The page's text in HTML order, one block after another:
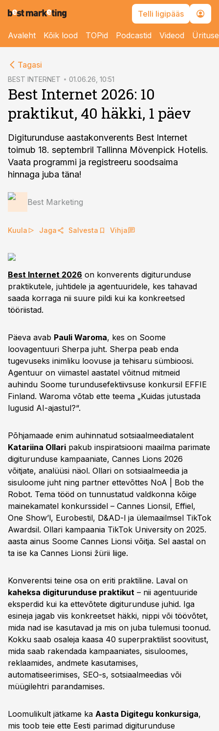
Telli ligipääs
Avaleht Kõik lood TOPid Podcastid Videod
Tagasi
BEST INTERNET 01.06.26, 10:51
Best Internet 2026: 10
praktikut, 40 häkki, 1 päev
Digiturunduse aastakonverents Best Internet
toimub 18. septembril Tallinna Mövenpick Hotelis.
Vaata programmi ja registreeru soodsaima
hinnaga juba täna!
Best Marketing
Kuula Jaga Salvesta Vihja
Best Internet 2026 on konverents digiturunduse
praktikutele, juhtidele ja agentuuridele, kes tahavad
saada korraga nii suure pildi kui ka konkreetsed
tööriistad.
Päeva avab Pauli Waroma, kes on Soome
loovagentuuri Sherpa juht. Sherpa peab enda
tugevuseks inimliku loovuse ja tehisaru sümbioosi.
Agentuur on viimastel aastatel võitnud mitmeid
auhindu Soome turundusefektiivsuse konkursil EFFIE
Finland. Waroma võtab ette teema „Kuidas jutustada
lugusid AI-ajastul?“.
Põhjamaade enim auhinnatud sotsiaalmeediatalent
Katariina Ollari pakub inspiratsiooni maailma parimate
digiturunduse kampaaniate, Cannes Lions 2026
võitjate, analüüsi näol. Ollari on sotsiaalmeedia ja
sisuloome juht ning partner ettevõttes NoA | Bob the
Robot. Tema tööd on tunnustatud valdkonna kõige
mainekamatel konkurssidel – Cannes Lionsil, Effiel,
One Show’l, Eurobestil, D&AD-l ja ülemaailmsel TikTok
Awardsil. Ollari kampaania TikTok University on 2025.
aasta ainus Soome Cannes Lionsi võitja. Sel aastal on
ta ise ka Cannes Lionsi žürii liige.
Konverentsi teine osa on eriti praktiline. Laval on
kaheksa digiturunduse praktikut – nii agentuuride
eksperdid kui ka ettevõtete digiturunduse juhid. Iga
esineja jagab viis konkreetset häkki, nippi või töövõtet,
mida nad ise kasutavad ja mis on juba tulemusi toonud.
Kokku saab osaleja kaasa 40 superpraktilist soovitust,
mida saab rakendada kampaaniates, sisuloomes,
reklaamides, andmete kasutamises,
automatiseerimises, SEO-s, sotsiaalmeedias või
müügilehtri parandamises.
Loomulikult jätkame ka Aasta Digitegu konkursiga,
mis toob teie ette Eesti parimad digiturunduse